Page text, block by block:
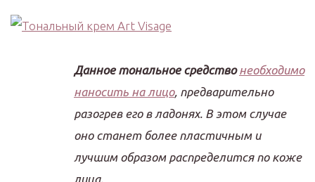
Данное тональное средство необходимо
наносить на лицо, предварительно
разогрев его в ладонях. В этом случае
оно станет более пластичным и
лучшим образом распределится по коже
лица.